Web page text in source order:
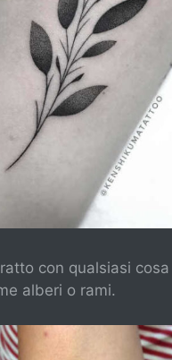
con qualsiasi
alberi o rami.